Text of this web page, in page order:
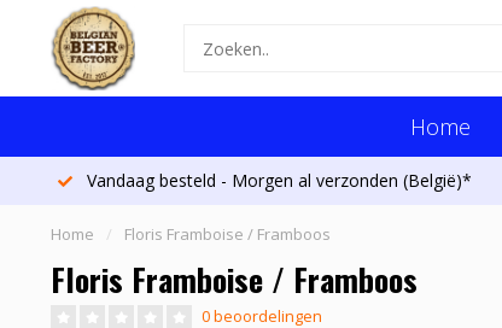
Home
Vandaag besteld - Morgen al verzonden (België)*
Home / Floris Framboise / Framboos
Floris Framboise / Framboos
0 beoordelingen